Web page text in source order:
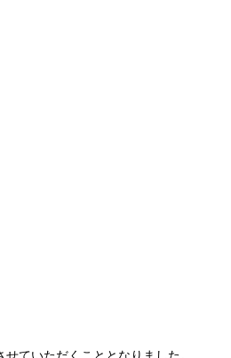
ていただくこととなりました。